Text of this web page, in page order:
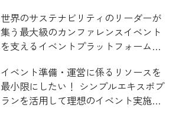
世界のサステナビリティのリーダーが
集う最大級のカンファレンスイベント
を支えるイベントプラットフォーム！
管理を実現
イベント準備・運営に係るリソースを
最小限にしたい！ シンプルエキスポプ
ランを活用して理想のイベント実施を